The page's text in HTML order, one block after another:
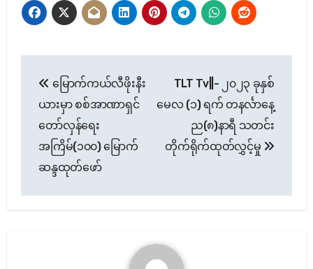
navigation
မြောက်ကယ်လီဖိုးနီး
ယားမှာ စစ်အာဏာရှင်
တော်လှန်ရေး
အကြိမ်(၁၀၀) မြောက်
ဆန္ဒထုတ်ဖော်
TLT Tv||- ၂၀၂၃ ခုနှစ်
မေလ (၁) ရက် တနင်္လာနေ့
ည(၈)နာရီ သတင်း
တိုက်ရိုက်ထုတ်လွှင့်မှု